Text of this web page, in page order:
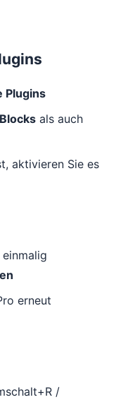
Plugins
als auch
aktivieren Sie es
erneut
/